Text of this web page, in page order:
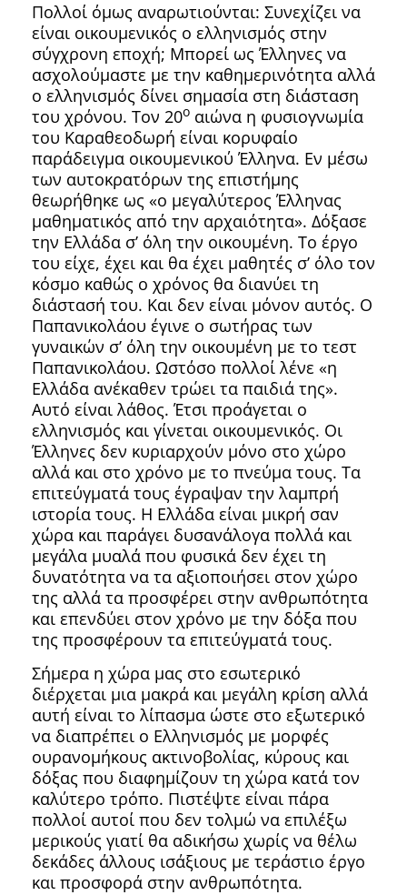
Πολλοί όμως αναρωτιούνται: Συνεχίζει να
είναι οικουμενικός ο ελληνισμός στην
σύγχρονη εποχή; Μπορεί ως Έλληνες να
ασχολούμαστε με την καθημερινότητα αλλά
ο ελληνισμός δίνει σημασία στη διάσταση
του χρόνου. Τον 20ο αιώνα η φυσιογνωμία
του Καραθεοδωρή είναι κορυφαίο
παράδειγμα οικουμενικού Έλληνα. Εν μέσω
των αυτοκρατόρων της επιστήμης
θεωρήθηκε ως «ο μεγαλύτερος Έλληνας
μαθηματικός από την αρχαιότητα». Δόξασε
την Ελλάδα σ’ όλη την οικουμένη. Το έργο
του είχε, έχει και θα έχει μαθητές σ’ όλο τον
κόσμο καθώς ο χρόνος θα διανύει τη
διάστασή του. Και δεν είναι μόνον αυτός. Ο
Παπανικολάου έγινε ο σωτήρας των
γυναικών σ’ όλη την οικουμένη με το τεστ
Παπανικολάου. Ωστόσο πολλοί λένε «η
Ελλάδα ανέκαθεν τρώει τα παιδιά της».
Αυτό είναι λάθος. Έτσι προάγεται ο
ελληνισμός και γίνεται οικουμενικός. Οι
Έλληνες δεν κυριαρχούν μόνο στο χώρο
αλλά και στο χρόνο με το πνεύμα τους. Τα
επιτεύγματά τους έγραψαν την λαμπρή
ιστορία τους. Η Ελλάδα είναι μικρή σαν
χώρα και παράγει δυσανάλογα πολλά και
μεγάλα μυαλά που φυσικά δεν έχει τη
δυνατότητα να τα αξιοποιήσει στον χώρο
της αλλά τα προσφέρει στην ανθρωπότητα
και επενδύει στον χρόνο με την δόξα που
της προσφέρουν τα επιτεύγματά τους.
Σήμερα η χώρα μας στο εσωτερικό
διέρχεται μια μακρά και μεγάλη κρίση αλλά
αυτή είναι το λίπασμα ώστε στο εξωτερικό
να διαπρέπει ο Ελληνισμός με μορφές
ουρανομήκους ακτινοβολίας, κύρους και
δόξας που διαφημίζουν τη χώρα κατά τον
καλύτερο τρόπο. Πιστέψτε είναι πάρα
πολλοί αυτοί που δεν τολμώ να επιλέξω
μερικούς γιατί θα αδικήσω χωρίς να θέλω
δεκάδες άλλους ισάξιους με τεράστιο έργο
και προσφορά στην ανθρωπότητα.